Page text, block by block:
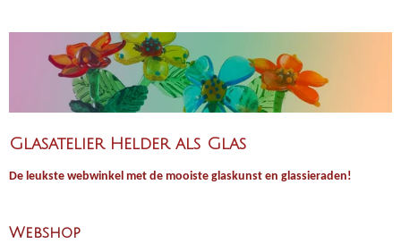
Glasatelier Helder als Glas
De leukste webwinkel met de mooiste glaskunst en glassieraden!
Webshop